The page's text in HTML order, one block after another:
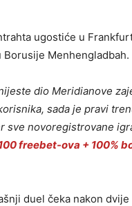
ugostiće u
Borusije Menhengladbah.
dio Meridianove
sada je pravi
sve novoregistrovane
freebet-ova + 100%
duel čeka nakon